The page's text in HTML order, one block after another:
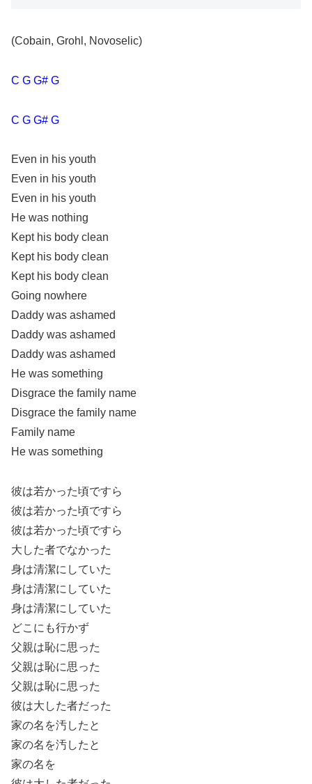
(Cobain, Grohl, Novoselic)
C G G# G
C G G# G
Even in his youth
Even in his youth
Even in his youth
He was nothing
Kept his body clean
Kept his body clean
Kept his body clean
Going nowhere
Daddy was ashamed
Daddy was ashamed
Daddy was ashamed
He was something
Disgrace the family name
Disgrace the family name
Family name
He was something
彼は若かった頃ですら
彼は若かった頃ですら
彼は若かった頃ですら
大した者でなかった
身は清潔にしていた
身は清潔にしていた
身は清潔にしていた
どこにも行かず
父親は恥に思った
父親は恥に思った
父親は恥に思った
彼は大した者だった
家の名を汚したと
家の名を汚したと
家の名を